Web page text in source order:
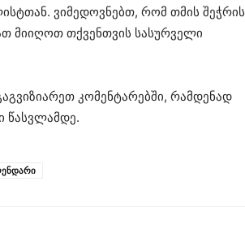
ვიმედოვნებთ, რომ თმის შეჭრის
მიიღოთ თქვენთვის სასურველი
კომენტარებში, რამდენად
წასვლამდე.